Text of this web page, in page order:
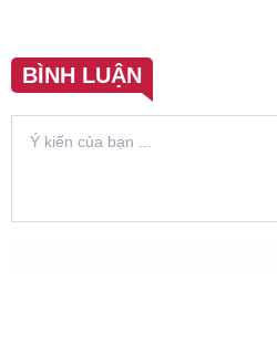
BÌNH LUẬN